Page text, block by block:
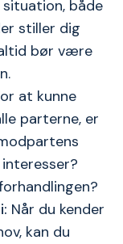
både
stiller dig
bør være
at kunne
parterne, er
Når du kender
kan du